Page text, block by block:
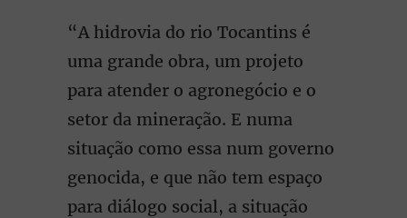
“A hidrovia do rio Tocantins é
uma grande obra, um projeto
para atender o agronegócio e o
setor da mineração. E numa
situação como essa num governo
genocida, e que não tem espaço
para diálogo social, a situação